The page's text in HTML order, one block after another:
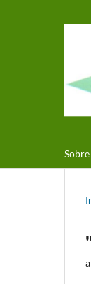
Sobre